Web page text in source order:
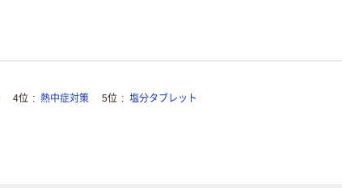
4位 熱中症対策 5位 塩分タブレット